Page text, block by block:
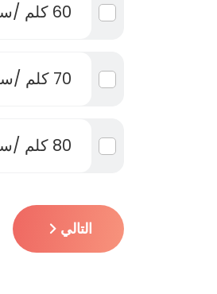
60 كلم /ساعة
70 كلم /ساعة
80 كلم /ساعة
التالي